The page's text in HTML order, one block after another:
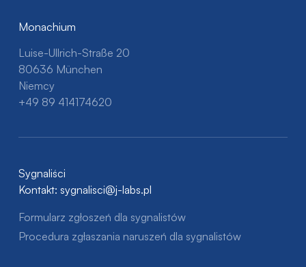
Monachium
Luise-Ullrich-Straße 20
80636 München
Niemcy
+49 89 414174620
Sygnaliści
Kontakt: sygnalisci@j-labs.pl
Formularz zgłoszeń dla sygnalistów
Procedura zgłaszania naruszeń dla sygnalistów